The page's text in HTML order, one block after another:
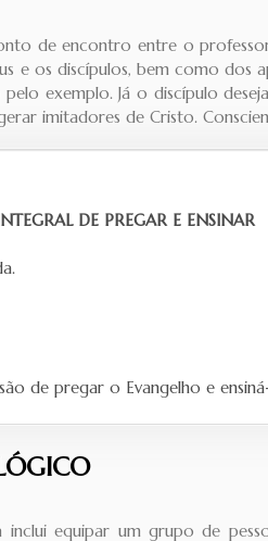
de encontro entre o
e os discípulos, bem como
pelo exemplo. Já o discípulo
imitadores de Cristo.
DE PREGAR E ENSINAR
de pregar o Evangelho e
inclui equipar um grupo de